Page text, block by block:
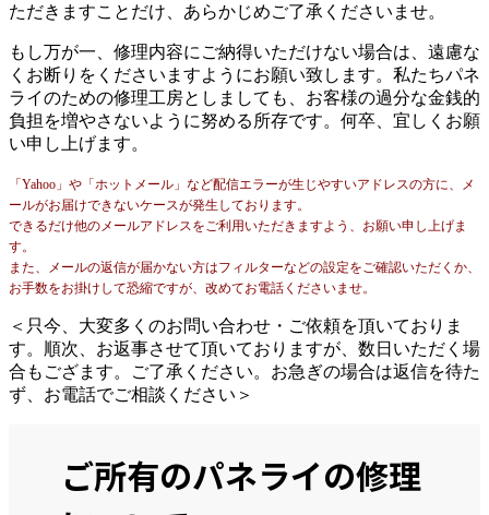
ただきますことだけ、あらかじめご了承くださいませ。
もし万が一、修理内容にご納得いただけない場合は、遠慮な
くお断りをくださいますようにお願い致します。私たちパネ
ライのための修理工房としましても、お客様の過分な金銭的
負担を増やさないように努める所存です。何卒、宜しくお願
い申し上げます。
「Yahoo」や「ホットメール」など配信エラーが生じやすいアドレスの方に、メ
ールがお届けできないケースが発生しております。
できるだけ他のメールアドレスをご利用いただきますよう、お願い申し上げま
す。
また、メールの返信が届かない方はフィルターなどの設定をご確認いただくか、
お手数をお掛けして恐縮ですが、改めてお電話くださいませ。
＜只今、大変多くのお問い合わせ・ご依頼を頂いておりま
す。順次、お返事させて頂いておりますが、数日いただく場
合もござます。ご了承ください。お急ぎの場合は返信を待た
ず、お電話でご相談ください＞